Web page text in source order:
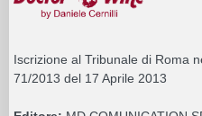
Iscrizione al Tribunale di Roma
71/2013 del 17 Aprile 2013